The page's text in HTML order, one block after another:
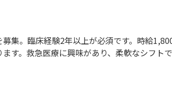
集。臨床経験2年以上が必須です。時給
す。救急医療に興味があり、柔軟なシフト